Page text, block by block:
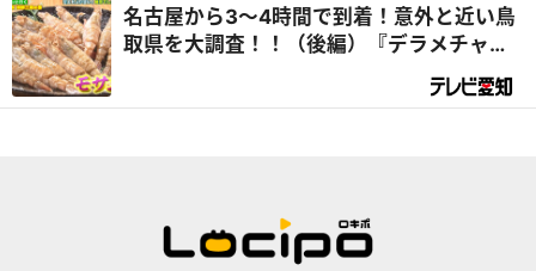
名古屋から3～4時間で到着！意外と近い鳥
取県を大調査！！（後編）『デラメチャ気